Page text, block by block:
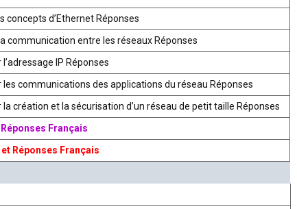
concepts d’Ethernet Réponses
communication entre les réseaux Réponses
IP Réponses
communications des applications du réseau Réponses
création et la sécurisation d’un réseau de petit taille Réponses
Français
Réponses Français